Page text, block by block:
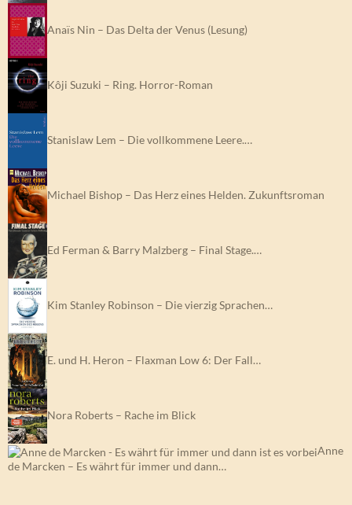
Anaïs Nin – Das Delta der Venus (Lesung)
Kôji Suzuki – Ring. Horror-Roman
Stanislaw Lem – Die vollkommene Leere.…
Michael Bishop – Das Herz eines Helden. Zukunftsroman
Ed Ferman & Barry Malzberg – Final Stage.…
Kim Stanley Robinson – Die vierzig Sprachen…
E. und H. Heron – Flaxman Low 6: Der Fall…
Nora Roberts – Rache im Blick
Anne
de Marcken – Es währt für immer und dann…